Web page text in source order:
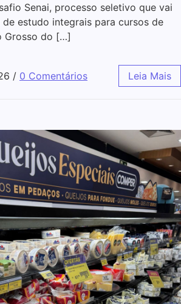
Senai, processo seletivo que vai
estudo integrais para cursos de
Grosso do […]
/ 0 Comentários Leia Mais